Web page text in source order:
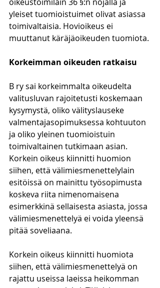
yleiset tuomioistuimet olivat asiassa
toimivaltaisia. Hovioikeus ei
muuttanut käräjäoikeuden tuomiota.
Korkeimman oikeuden ratkaisu
B ry sai korkeimmalta oikeudelta
valitusluvan rajoitetusti koskemaan
kysymystä, oliko välityslauseke
valmentajasopimuksessa kohtuuton
ja oliko yleinen tuomioistuin
toimivaltainen tutkimaan asian.
Korkein oikeus kiinnitti huomion
siihen, että välimiesmenettelylain
esitöissä on mainittu työsopimusta
koskeva riita nimenomaisena
esimerkkinä sellaisesta asiasta, jossa
välimiesmenettelyä ei voida yleensä
pitää soveliaana.
Korkein oikeus kiinnitti huomiota
siihen, että välimiesmenettelyä on
rajattu useissa laeissa heikomman